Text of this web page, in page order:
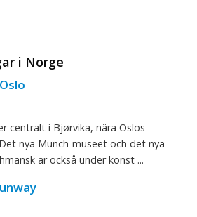
i Norge
centralt i Bjørvika, nära Oslos
nya Munch-museet och det nya
är också under konst ...